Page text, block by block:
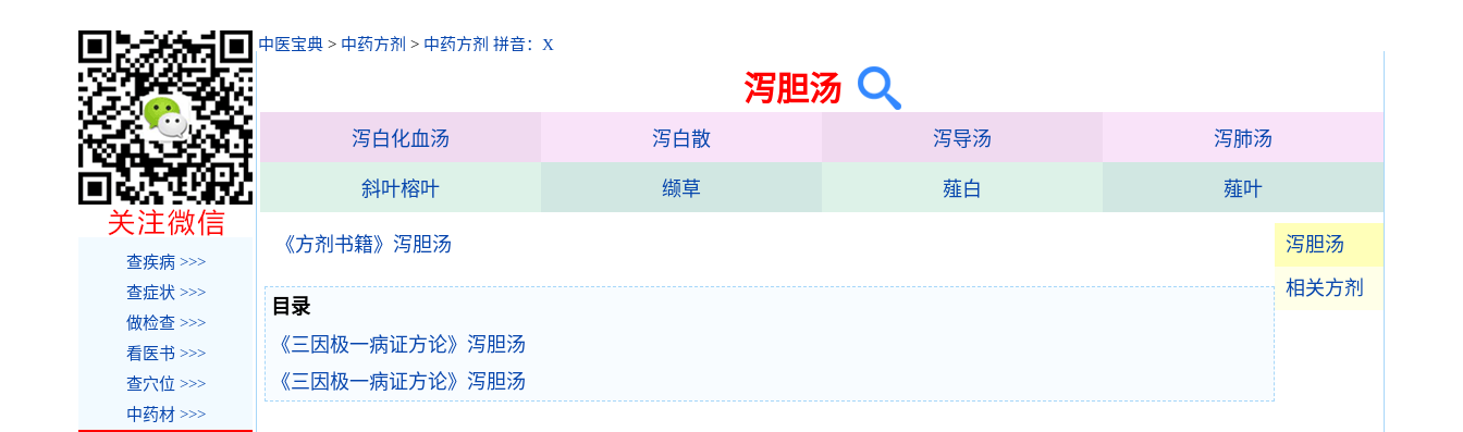
中医宝典 > 中药方剂 > 中药方剂 拼音：X
泻胆汤
泻白化血汤 泻白散 泻导汤 泻肺汤
斜叶榕叶 缬草 薤白 薤叶
泻胆汤
相关方剂
《方剂书籍》泻胆汤
目录
《三因极一病证方论》泻胆汤
《三因极一病证方论》泻胆汤
查疾病 >>>
查症状 >>>
做检查 >>>
看医书 >>>
查穴位 >>>
中药材 >>>